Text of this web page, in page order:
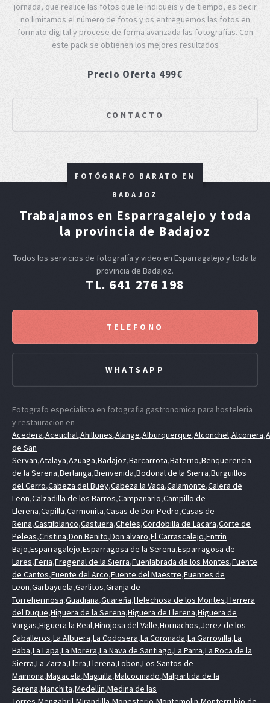
jornada, que realice las fotos que le indiqueis y de tiempo, es decir
no limitamos el número de fotos y os entreguemos las fotos en
formato digital y procese de forma avanzada las fotografías. Con
este pack se obtienen los mejores resultados
Precio Oferta 499€
CONTACTO
FOTÓGRAFO BARATO EN
BADAJOZ
Trabajamos en Esparragalejo y toda
la provincia de Badajoz
Todos los servicios de fotografía y video en Esparragalejo y toda la
provincia de Badajoz.
TL. 641 276 198
TELEFONO
WHATSAPP
Fotografo especialista en fotografia gastronomica para hosteleria
y restauracion en
Acedera,Aceuchal,Ahillones,Alange,Alburquerque,Alconchel,Alconera,
de San
Servan,Atalaya,Azuaga,Badajoz,Barcarrota,Baterno,Benquerencia
de la Serena,Berlanga,Bienvenida,Bodonal de la Sierra,Burguillos
del Cerro,Cabeza del Buey,Cabeza la Vaca,Calamonte,Calera de
Leon,Calzadilla de los Barros,Campanario,Campillo de
Llerena,Capilla,Carmonita,Casas de Don Pedro,Casas de
Reina,Castilblanco,Castuera,Cheles,Cordobilla de Lacara,Corte de
Peleas,Cristina,Don Benito,Don alvaro,El Carrascalejo,Entrin
Bajo,Esparragalejo,Esparragosa de la Serena,Esparragosa de
Lares,Feria,Fregenal de la Sierra,Fuenlabrada de los Montes,Fuente
de Cantos,Fuente del Arco,Fuente del Maestre,Fuentes de
Leon,Garbayuela,Garlitos,Granja de
Torrehermosa,Guadiana,Guareña,Helechosa de los Montes,Herrera
del Duque,Higuera de la Serena,Higuera de Llerena,Higuera de
Vargas,Higuera la Real,Hinojosa del Valle,Hornachos,Jerez de los
Caballeros,La Albuera,La Codosera,La Coronada,La Garrovilla,La
Haba,La Lapa,La Morera,La Nava de Santiago,La Parra,La Roca de la
Sierra,La Zarza,Llera,Llerena,Lobon,Los Santos de
Maimona,Magacela,Maguilla,Malcocinado,Malpartida de la
Serena,Manchita,Medellin,Medina de las